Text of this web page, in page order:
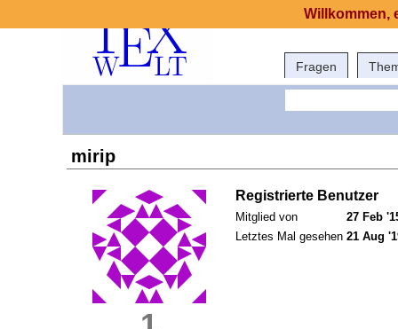
Fragen
mirip
Registrierte Benutzer
Mitglied von
27 Feb
Letztes Mal gesehen 21 Aug
Willkommen,